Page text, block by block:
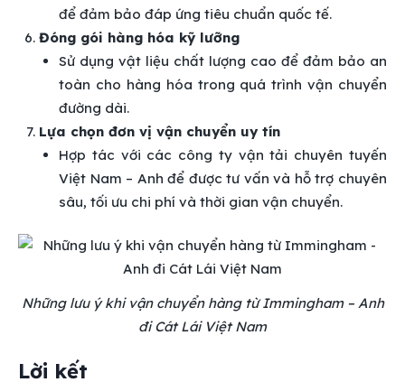
để đảm bảo đáp ứng tiêu chuẩn quốc tế.
Đóng gói hàng hóa kỹ lưỡng
Sử dụng vật liệu chất lượng cao để đảm bảo an
toàn cho hàng hóa trong quá trình vận chuyển
đường dài.
Lựa chọn đơn vị vận chuyển uy tín
Hợp tác với các công ty vận tải chuyên tuyến
Việt Nam – Anh để được tư vấn và hỗ trợ chuyên
sâu, tối ưu chi phí và thời gian vận chuyển.
Những lưu ý khi vận chuyển hàng từ Immingham – Anh
đi Cát Lái Việt Nam
Lời kết